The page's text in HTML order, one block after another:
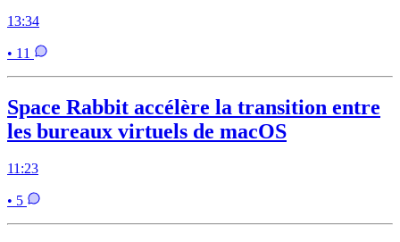
13:34
• 11
Space Rabbit accélère la transition entre
les bureaux virtuels de macOS
11:23
• 5